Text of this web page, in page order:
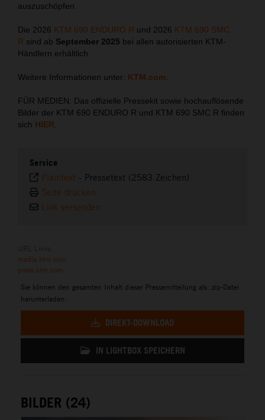
auszuschöpfen.
Die 2026 KTM 690 ENDURO R und 2026 KTM 690 SMC
R sind ab September 2025 bei allen autorisierten KTM-
Händlern erhältlich.
Weitere Informationen unter: KTM.com
FÜR MEDIEN: Das offizielle Pressekit sowie hochauflösende
Bilder der KTM 690 ENDURO R und KTM 690 SMC R finden
sich HIER
Service
Plaintext - Pressetext (2583 Zeichen)
Seite drucken
Link versenden
media.ktm.com
press.ktm.com
Sie können den gesamten Inhalt dieser Pressemitteilung als .zip-Datei
herunterladen:
DIREKT-DOWNLOAD
IN LIGHTBOX SPEICHERN
BILDER (24)